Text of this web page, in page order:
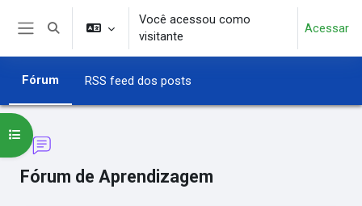
Ir para o conteúdo principal
Alternar entrada de pesquisa
Você acessou como
visitante
Acessar
Fórum RSS feed dos posts
Fórum de Aprendizagem
Abrir índice do curso